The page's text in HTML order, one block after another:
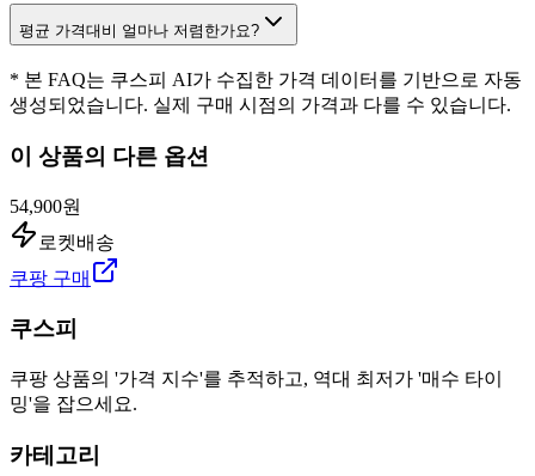
평균 가격대비 얼마나 저렴한가요?
* 본 FAQ는 쿠스피 AI가 수집한 가격 데이터를 기반으로 자동
생성되었습니다. 실제 구매 시점의 가격과 다를 수 있습니다.
이 상품의 다른 옵션
54,900원
로켓배송
쿠팡 구매
쿠스피
쿠팡 상품의 '가격 지수'를 추적하고, 역대 최저가 '매수 타이
밍'을 잡으세요.
카테고리